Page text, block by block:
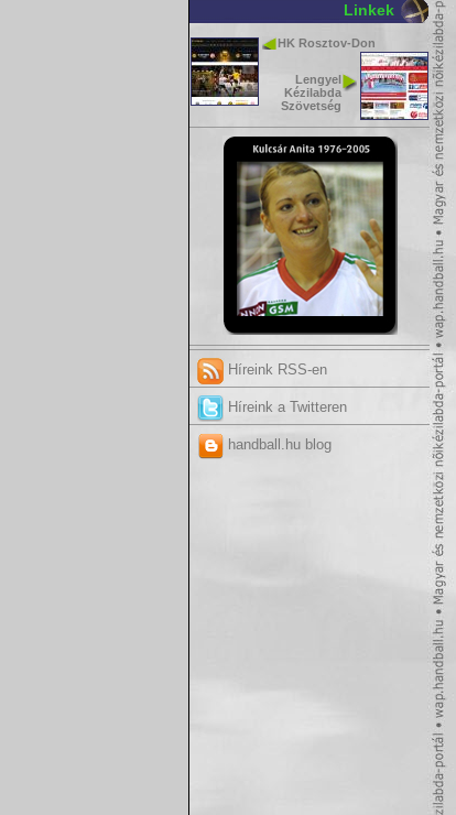
Linkek
HK Rosztov-Don
Lengyel
Kézilabda
Szövetség
Híreink RSS-en
Híreink a Twitteren
handball.hu blog